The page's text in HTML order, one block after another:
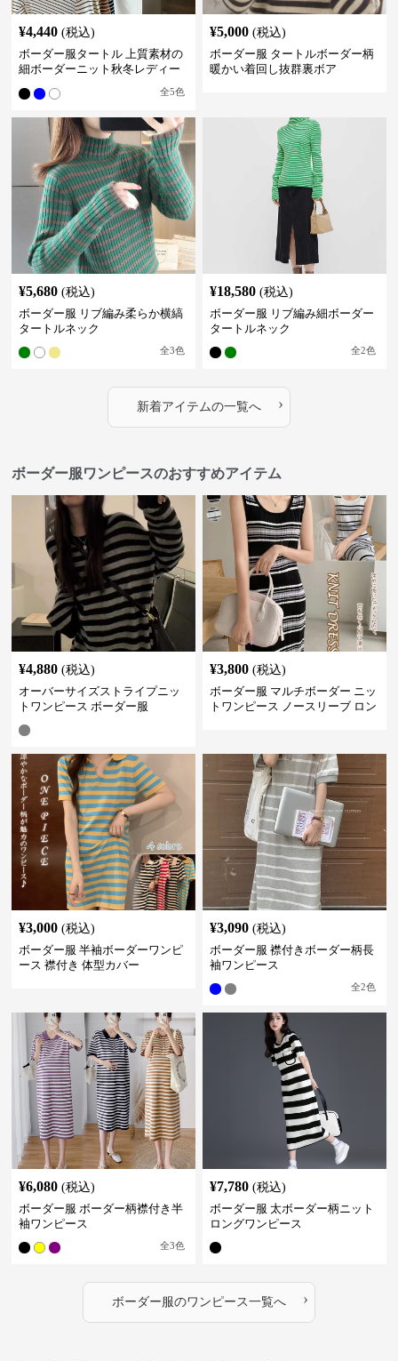
¥4,440 (税込)
ボーダー服タートル 上質素材の
細ボーダーニット秋冬レディー
全5色
¥5,000 (税込)
ボーダー服 タートルボーダー柄
暖かい着回し抜群裏ボア
¥5,680 (税込)
ボーダー服 リブ編み柔らか横縞
タートルネック
全3色
¥18,580 (税込)
ボーダー服 リブ編み細ボーダー
タートルネック
全2色
新着アイテムの一覧へ ›
ボーダー服ワンピースのおすすめアイテム
¥4,880 (税込)
オーバーサイズストライプニッ
トワンピース ボーダー服
¥3,800 (税込)
ボーダー服 マルチボーダー ニッ
トワンピース ノースリーブ ロン
¥3,000 (税込)
ボーダー服 半袖ボーダーワンピ
ース 襟付き 体型カバー
¥3,090 (税込)
ボーダー服 襟付きボーダー柄長
袖ワンピース
全2色
¥6,080 (税込)
ボーダー服 ボーダー柄襟付き半
袖ワンピース
全3色
¥7,780 (税込)
ボーダー服 太ボーダー柄ニット
ロングワンピース
ボーダー服のワンピース一覧へ ›